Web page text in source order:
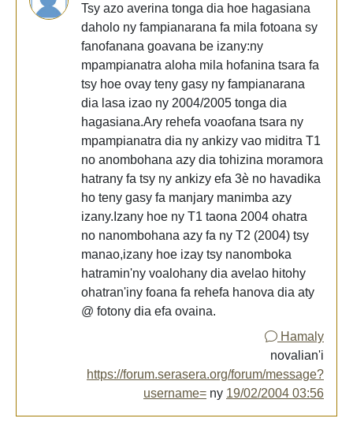
Tsy azo averina tonga dia hoe hagasiana
daholo ny fampianarana fa mila fotoana sy
fanofanana goavana be izany:ny
mpampianatra aloha mila hofanina tsara fa
tsy hoe ovay teny gasy ny fampianarana
dia lasa izao ny 2004/2005 tonga dia
hagasiana.Ary rehefa voaofana tsara ny
mpampianatra dia ny ankizy vao miditra T1
no anombohana azy dia tohizina moramora
hatrany fa tsy ny ankizy efa 3è no havadika
ho teny gasy fa manjary manimba azy
izany.Izany hoe ny T1 taona 2004 ohatra
no nanombohana azy fa ny T2 (2004) tsy
manao,izany hoe izay tsy nanomboka
hatramin'ny voalohany dia avelao hitohy
ohatran'iny foana fa rehefa hanova dia aty
@ fotony dia efa ovaina.
Hamaly
novalian'i
https://forum.serasera.org/forum/message?
username= ny 19/02/2004 03:56